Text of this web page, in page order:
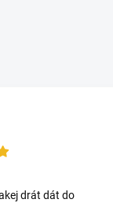
drát dát do